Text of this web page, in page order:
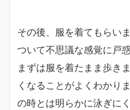
その後、服を着てもらい
ついて不思議な感覚に戸
まずは服を着たまま歩き
くなることがよくわかり
の時とは明らかに泳ぎに